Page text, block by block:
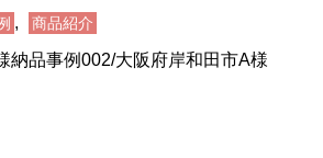
, 商品紹介
納品事例002/大阪府岸和田市A様